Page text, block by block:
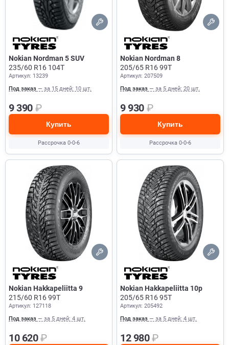
Nokian Nordman 5 SUV
235/60 R16 104T
Артикул: 13239
Под заказ — за 15 дней: 10 шт.
9 390 ₽
Купить
Рассрочка 0-0-6
Nokian Nordman 8
205/65 R16 99T
Артикул: 207509
Под заказ — за 5 дней: 20 шт.
9 930 ₽
Купить
Рассрочка 0-0-6
Nokian Hakkapeliitta 9
215/60 R16 99T
Артикул: 127118
Под заказ — за 5 дней: 4 шт.
10 620₽
Nokian Hakkapeliitta 10p
205/65 R16 95T
Артикул: 205492
Под заказ — за 5 дней: 4 шт.
12 980₽